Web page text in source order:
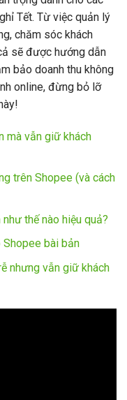
Tết. Từ việc quản lý
chăm sóc khách
sẽ được hướng dẫn
bảo doanh thu không
online, đừng bỏ lỡ
mà vẫn giữ khách
trên Shopee (và cách
thế nào hiệu quả?
Shopee bài bản
nhưng vẫn giữ khách